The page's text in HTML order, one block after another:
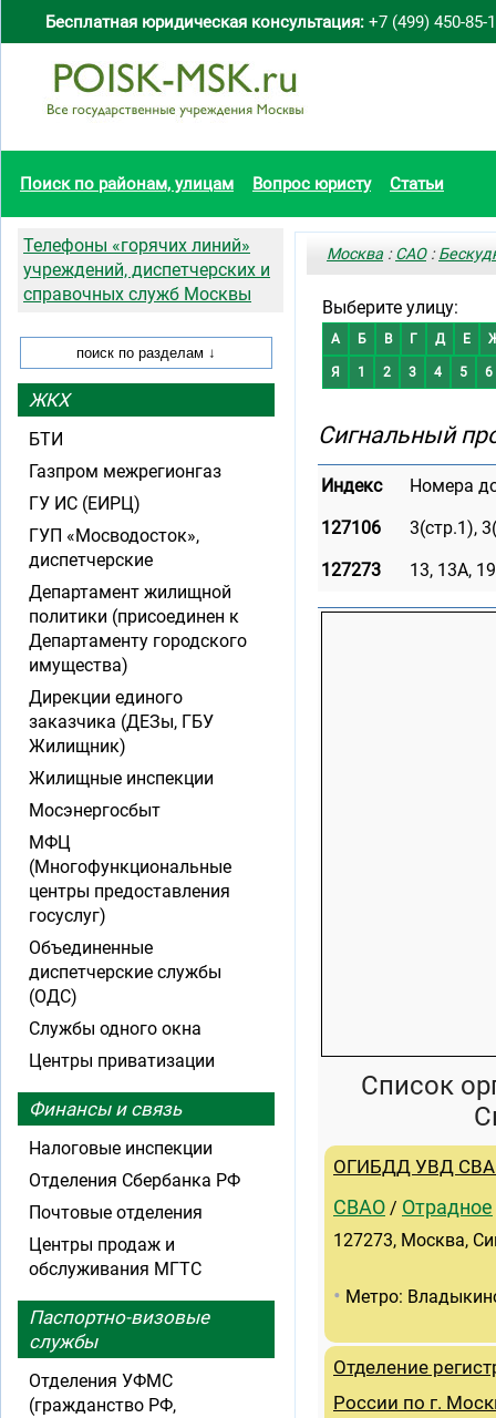
Бесплатная юридическая консультация: +7 (499) 450-85-
Поиск по районам, улицам Вопрос юристу Статьи
Москва :САО:
Выберите улицу:
А Б В Г Д Е
Я 1 2 3 4 5 6
Сигнальный
Индекс
Номера
127106
3(стр.1),
127273
13, 13А,
Список
ОГИБДД УВД
СВАО / Отрадное
127273, Москва,
• Метро:
Отделение
России по г.
Телефоны «горячих линий»
учреждений, диспетчерских и
справочных служб Москвы
ЖКХ
БТИ
Газпром межрегионгаз
ГУ ИС (ЕИРЦ)
ГУП «Мосводосток»,
диспетчерские
Департамент жилищной
политики (присоединен к
Департаменту городского
имущества)
Дирекции единого
заказчика (ДЕЗы, ГБУ
Жилищник)
Жилищные инспекции
Мосэнергосбыт
МФЦ
(Многофункциональные
центры предоставления
госуслуг)
Объединенные
диспетчерские службы
(ОДС)
Службы одного окна
Центры приватизации
Финансы и связь
Налоговые инспекции
Отделения Сбербанка РФ
Почтовые отделения
Центры продаж и
обслуживания МГТС
Паспортно-визовые
службы
Отделения УФМС
(гражданство РФ,